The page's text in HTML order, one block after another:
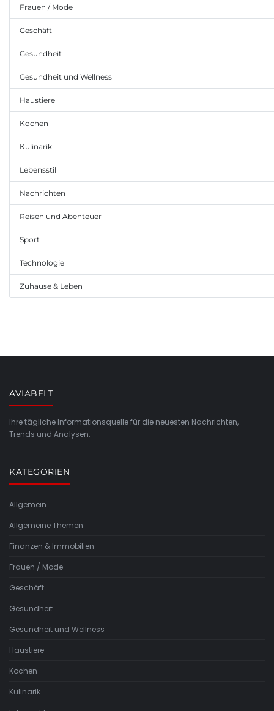
Frauen / Mode
Geschäft
Gesundheit
Gesundheit und Wellness
Haustiere
Kochen
Kulinarik
Lebensstil
Nachrichten
Reisen und Abenteuer
Sport
Technologie
Zuhause & Leben
AVIABELT
Ihre tägliche Informationsquelle für die neuesten Nachrichten,
Trends und Analysen.
KATEGORIEN
Allgemein
Allgemeine Themen
Finanzen & Immobilien
Frauen / Mode
Geschäft
Gesundheit
Gesundheit und Wellness
Haustiere
Kochen
Kulinarik